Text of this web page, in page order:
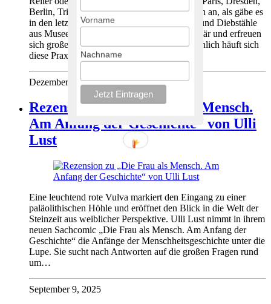
Berlin, Trier, Assen, Manching… Es fühlt sich an, als gäbe es
in den letzten Jahren immer mehr Einbrüche und Diebstähle
aus Museen. Diese Vorfälle sind oft spektakulär und erfreuen
sich großer medialer Aufmerksamkeit. Tatsächlich häuft sich
diese Praxis seit…
Dezember 10, 2025
Rezension zu „Die Frau als Mensch.
Am Anfang der Geschichte“ von Ulli
Lust
Eine leuchtend rote Vulva markiert den Eingang zu einer
paläolithischen Höhle und eröffnet den Blick in die Welt der
Steinzeit aus weiblicher Perspektive. Ulli Lust nimmt in ihrem
neuen Sachcomic „Die Frau als Mensch. Am Anfang der
Geschichte“ die Anfänge der Menschheitsgeschichte unter die
Lupe. Sie sucht nach Antworten auf die großen Fragen rund
um…
September 9, 2025
Vorname
Nachname